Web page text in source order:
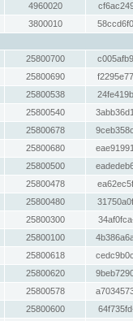
4960020
3800010
25800700
25800690
25800538
25800540
25800678
25800680
25800500
25800478
25800480
25800300
25800100
25800618
25800620
25800578
25800600